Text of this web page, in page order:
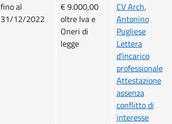
fino al
31/12/2022
€ 9.000,00
oltre Iva e
Oneri di
legge
CV Arch.
Antonino
Pugliese
Lettera
d'incarico
professionale
Attestazione
assenza
conflitto di
interesse